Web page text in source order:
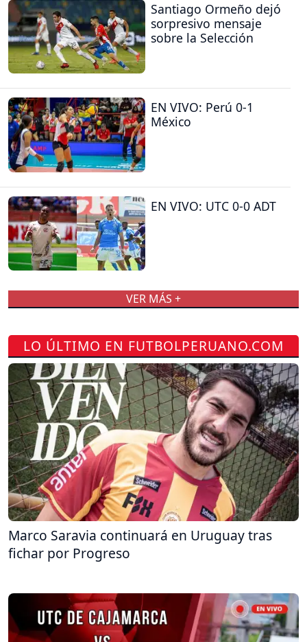
Santiago Ormeño dejó
sorpresivo mensaje
sobre la Selección
EN VIVO: Perú 0-1
México
EN VIVO: UTC 0-0 ADT
VER MÁS +
LO ÚLTIMO EN FUTBOLPERUANO.COM
Marco Saravia continuará en Uruguay tras
fichar por Progreso